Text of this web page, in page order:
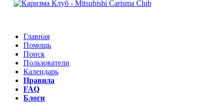
Главная
Помощь
Поиск
Пользователи
Календарь
Правила
FAQ
Блоги